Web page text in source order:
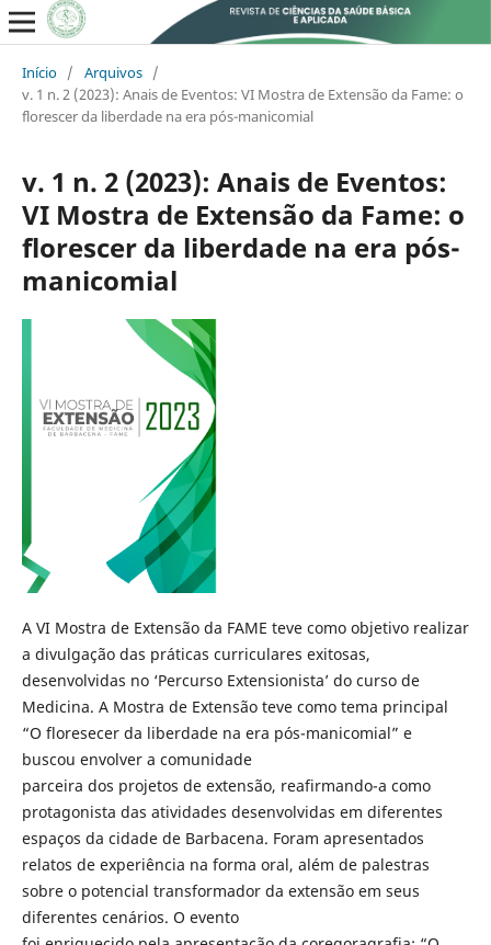
Início / Arquivos /
v. 1 n. 2 (2023): Anais de Eventos: VI Mostra de Extensão da Fame: o
florescer da liberdade na era pós-manicomial
v. 1 n. 2 (2023): Anais de Eventos:
VI Mostra de Extensão da Fame: o
florescer da liberdade na era pós-
manicomial
A VI Mostra de Extensão da FAME teve como objetivo realizar
a divulgação das práticas curriculares exitosas,
desenvolvidas no ‘Percurso Extensionista’ do curso de
Medicina. A Mostra de Extensão teve como tema principal
“O floresecer da liberdade na era pós-manicomial” e
buscou envolver a comunidade
parceira dos projetos de extensão, reafirmando-a como
protagonista das atividades desenvolvidas em diferentes
espaços da cidade de Barbacena. Foram apresentados
relatos de experiência na forma oral, além de palestras
sobre o potencial transformador da extensão em seus
diferentes cenários. O evento